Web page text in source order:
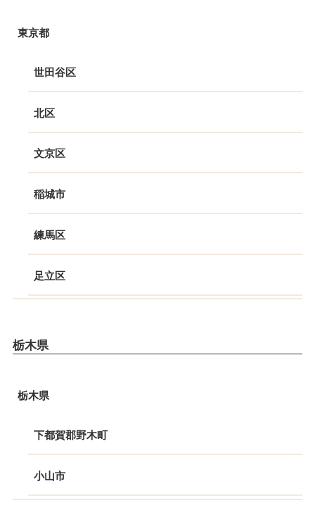
東京都
世田谷区
北区
文京区
稲城市
練馬区
足立区
栃木県
栃木県
下都賀郡野木町
小山市